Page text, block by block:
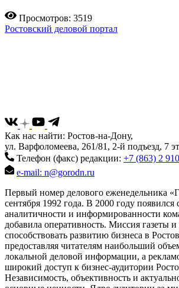
Просмотров: 3519
Ростовский деловой портал
Как нас найти: Ростов-на-Дону,
ул. Варфоломеева, 261/81, 2-й подъезд, 7
Телефон (факс) редакции: +7 (863) 2
e-mail: n@gorodn.ru
Первый номер делового еженедельника
сентября 1992 года. В 2000 году появился
аналитичности и информированности
добавила оперативность. Миссия газеты
способствовать развитию бизнеса в
предоставляя читателям наибольший
локальной деловой информации, а
широкий доступ к бизнес-аудитории
Независимость, объективность и